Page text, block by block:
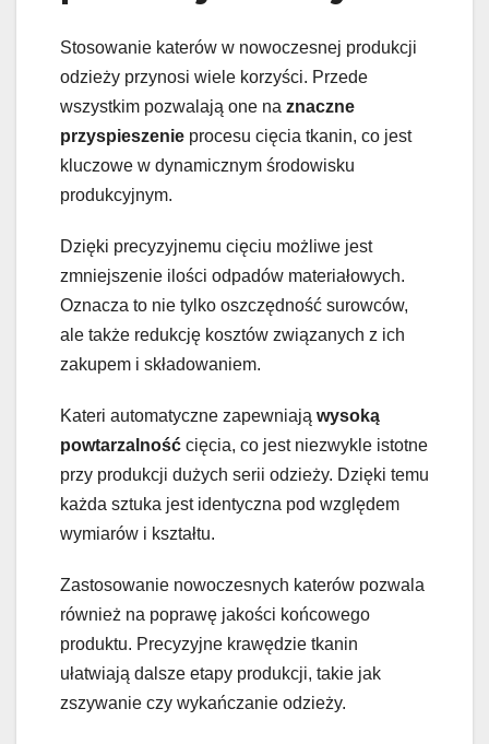
Stosowanie katerów w nowoczesnej produkcji
odzieży przynosi wiele korzyści. Przede
wszystkim pozwalają one na znaczne
przyspieszenie procesu cięcia tkanin, co jest
kluczowe w dynamicznym środowisku
produkcyjnym.
Dzięki precyzyjnemu cięciu możliwe jest
zmniejszenie ilości odpadów materiałowych.
Oznacza to nie tylko oszczędność surowców,
ale także redukcję kosztów związanych z ich
zakupem i składowaniem.
Kateri automatyczne zapewniają wysoką
powtarzalność cięcia, co jest niezwykle istotne
przy produkcji dużych serii odzieży. Dzięki temu
każda sztuka jest identyczna pod względem
wymiarów i kształtu.
Zastosowanie nowoczesnych katerów pozwala
również na poprawę jakości końcowego
produktu. Precyzyjne krawędzie tkanin
ułatwiają dalsze etapy produkcji, takie jak
zszywanie czy wykańczanie odzieży.